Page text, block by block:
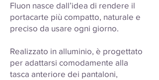
Fluon nasce dall’idea di rendere il
portacarte più compatto, naturale e
preciso da usare ogni giorno.
Realizzato in alluminio, è progettato
per adattarsi comodamente alla
tasca anteriore dei pantaloni,